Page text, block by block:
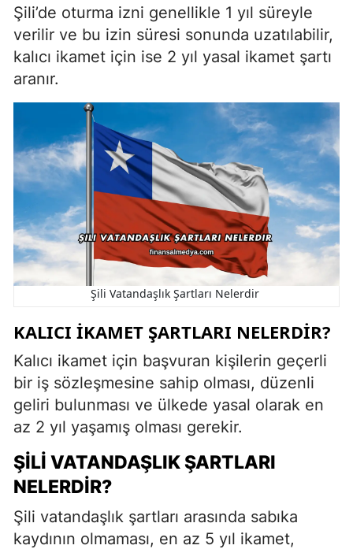
Şili’de oturma izni genellikle 1 yıl süreyle
verilir ve bu izin süresi sonunda uzatılabilir,
kalıcı ikamet için ise 2 yıl yasal ikamet şartı
aranır.
Şili Vatandaşlık Şartları Nelerdir
KALICI İKAMET ŞARTLARI NELERDIR?
Kalıcı ikamet için başvuran kişilerin geçerli
bir iş sözleşmesine sahip olması, düzenli
geliri bulunması ve ülkede yasal olarak en
az 2 yıl yaşamış olması gerekir.
ŞILI VATANDAŞLIK ŞARTLARI
NELERDIR?
Şili vatandaşlık şartları arasında sabıka
kaydının olmaması, en az 5 yıl ikamet,